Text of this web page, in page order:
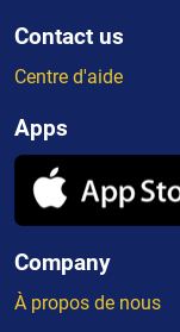
Contact us
Centre d'aide
Apps
Company
À propos de nous